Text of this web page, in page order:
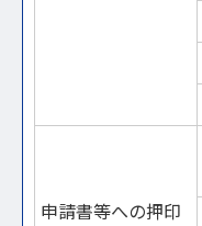
申請書等への押印